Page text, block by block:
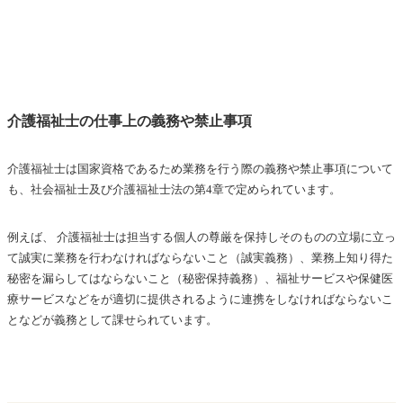
介護福祉士の仕事上の義務や禁止事項
介護福祉士は国家資格であるため業務を行う際の義務や禁止事項について
も、社会福祉士及び介護福祉士法の第4章で定められています。
例えば、 介護福祉士は担当する個人の尊厳を保持しそのものの立場に立っ
て誠実に業務を行わなければならないこと（誠実義務）、業務上知り得た
秘密を漏らしてはならないこと（秘密保持義務）、福祉サービスや保健医
療サービスなどをが適切に提供されるように連携をしなければならないこ
となどが義務として課せられています。